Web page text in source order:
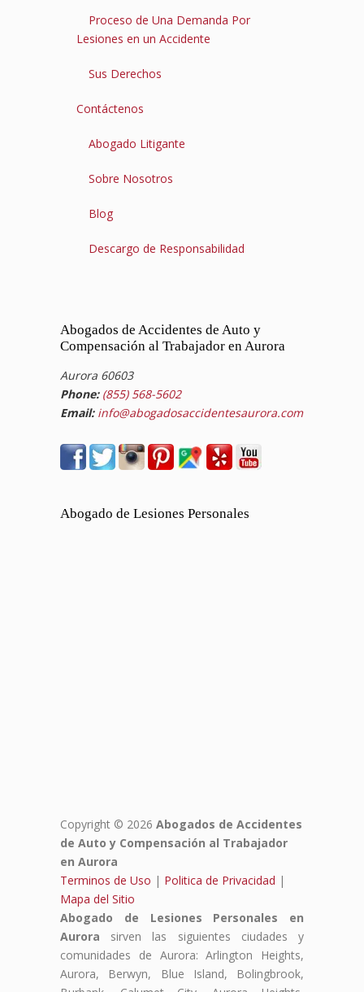
Proceso de Una Demanda Por
Lesiones en un Accidente
Sus Derechos
Contáctenos
Abogado Litigante
Sobre Nosotros
Blog
Descargo de Responsabilidad
Abogados de Accidentes de Auto y
Compensación al Trabajador en Aurora
Aurora 60603
Phone: (855) 568-5602
Email: info@abogadosaccidentesaurora.com
Abogado de Lesiones Personales
Copyright © 2026 Abogados de Accidentes
de Auto y Compensación al Trabajador
en Aurora
Terminos de Uso | Politica de Privacidad |
Mapa del Sitio
Abogado de Lesiones Personales en
Aurora sirven las siguientes ciudades y
comunidades de Aurora: Arlington Heights,
Aurora, Berwyn, Blue Island, Bolingbrook,